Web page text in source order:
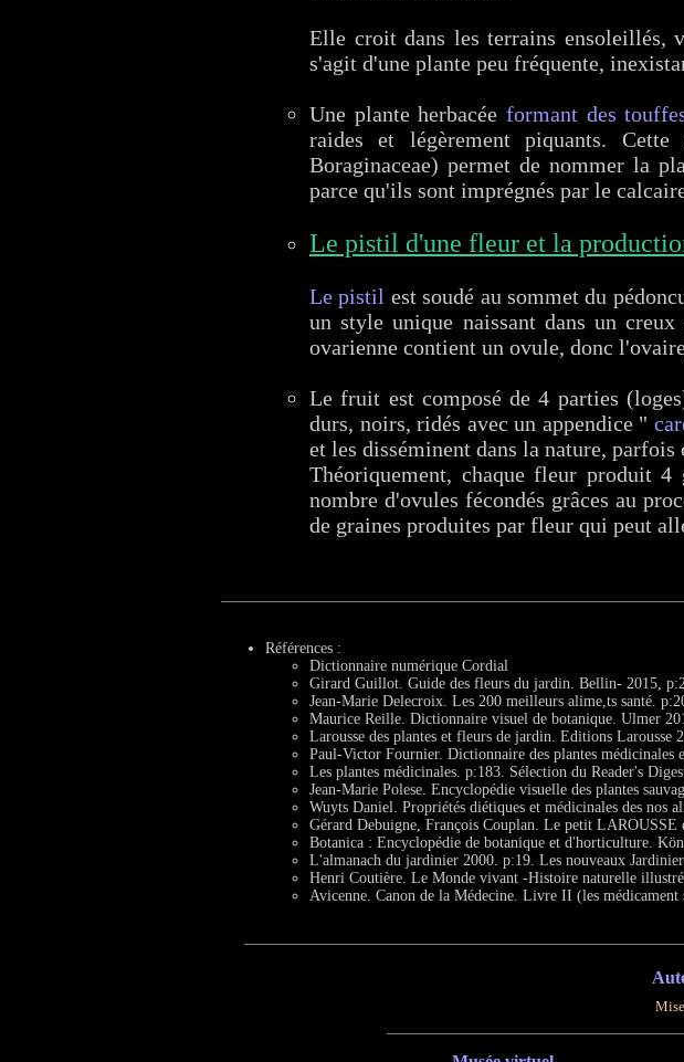
Elle croit dans les terrains ensoleillés,
s'agit d'une plante peu fréquente,
Une plante herbacée formant des
raides et légèrement piquants.
Boraginaceae) permet de nommer la
parce qu'ils sont imprégnés par le
Le pistil d'une fleur et la
Le pistil est soudé au sommet du
un style unique naissant dans un
ovarienne contient un ovule, donc
Le fruit est composé de 4 parties
durs, noirs, ridés avec un appendice "
et les disséminent dans la nature,
Théoriquement, chaque fleur produit
nombre d'ovules fécondés grâces au
de graines produites par fleur qui peut
Références :
Dictionnaire numérique Cordial
Girard Guillot. Guide des fleurs du jardin. Bellin- 2015,
Jean-Marie Delecroix. Les 200 meilleurs alime,ts santé.
Maurice Reille. Dictionnaire visuel de botanique. Ulmer
Larousse des plantes et fleurs de jardin. Editions Larousse
Paul-Victor Fournier. Dictionnaire des plantes médicinales
Les plantes médicinales. p:183. Sélection du Reader's
Jean-Marie Polese. Encyclopédie visuelle des plantes
Wuyts Daniel. Propriétés diétiques et médicinales des nos
Gérard Debuigne, François Couplan. Le petit
Botanica : Encyclopédie de botanique et d'horticulture.
L'almanach du jardinier 2000. p:19. Les nouveaux
Henri Coutière. Le Monde vivant -Histoire naturelle
Avicenne. Canon de la Médecine. Livre II (les médicament